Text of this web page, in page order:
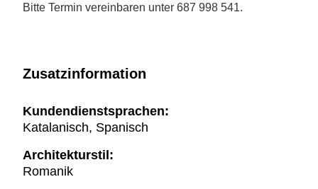
Bitte Termin vereinbaren unter 687 998 541.
Zusatzinformation
Kundendienstsprachen:
Katalanisch, Spanisch
Architekturstil:
Romanik